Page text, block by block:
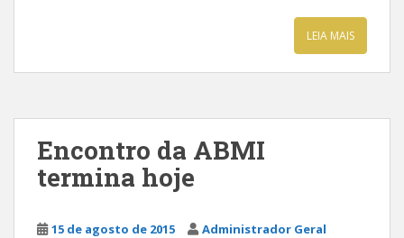
LEIA MAIS
Encontro da ABMI
termina hoje
15 de agosto de 2015 Administrador Geral